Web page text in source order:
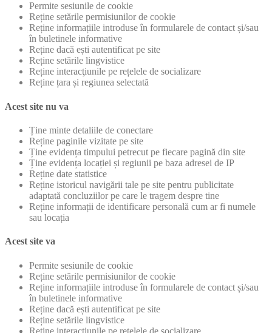
Permite sesiunile de cookie
Reține setările permisiunilor de cookie
Reține informațiile introduse în formularele de contact și/sau
în buletinele informative
Reține dacă ești autentificat pe site
Reține setările lingvistice
Reține interacţiunile pe rețelele de socializare
Reține țara și regiunea selectată
Acest site nu va
Ține minte detaliile de conectare
Reține paginile vizitate pe site
Ține evidența timpului petrecut pe fiecare pagină din site
Ține evidența locației și regiunii pe baza adresei de IP
Reține date statistice
Reține istoricul navigării tale pe site pentru publicitate
adaptată concluziilor pe care le tragem despre tine
Reține informații de identificare personală cum ar fi numele
sau locația
Acest site va
Permite sesiunile de cookie
Reține setările permisiunilor de cookie
Reține informațiile introduse în formularele de contact și/sau
în buletinele informative
Reține dacă ești autentificat pe site
Reține setările lingvistice
Reține interacţiunile pe rețelele de socializare